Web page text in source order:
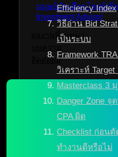
มนุษย์เงินเดือนโดยผู้เชี่
Investment Advisor
ผลงานที่ผ่านมา
ติดต่อผม
Efficiency Index
วิธีอ่าน Bid
เป็นระบบ
Framework
วิเคราะห์ Target
Masterclass 3
Danger Zone
CPA ผิด
Checklist ก่อนตั
ทำงานดีหรือไม่